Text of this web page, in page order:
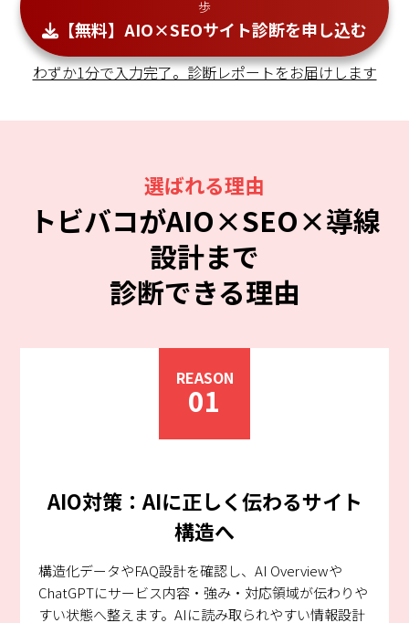
歩
【無料】AIO×SEOサイト診断を申し込む
わずか1分で入力完了。診断レポートをお届けします
選ばれる理由
トビバコがAIO×SEO×導線
設計まで
診断できる理由
REASON
01
AIO対策：AIに正しく伝わるサイト
構造へ
構造化データやFAQ設計を確認し、AI Overviewや
ChatGPTにサービス内容・強み・対応領域が伝わりや
すい状態へ整えます。AIに読み取られやすい情報設計